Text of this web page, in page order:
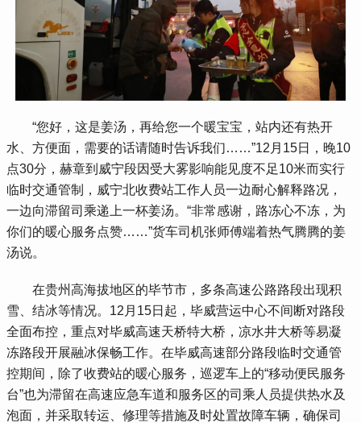
“您好，这是姜汤，再给您一个暖宝宝，站内还有热开
水、方便面，需要的话请随时告诉我们……”12月15日，晚10
点30分，赫章到威宁段因受大雾影响能见度不足10米而实行
临时交通管制，威宁北收费站工作人员一边耐心解释路况，
一边向滞留司乘递上一杯姜汤。“非常感谢，路冻心不冻，为
你们的暖心服务点赞……”货车司机张师傅端着热气腾腾的姜
汤说。
在贵州高海拔地区的毕节市，多条高速公路路段出现积
雪、结冰等情况。12月15日起，毕威营运中心不间断对路段
全面布控，重点对毕威高速天桥特大桥，凉水井大桥等易凝
冻路段开展融冰保畅工作。在毕威高速部分路段临时交通管
控期间，除了收费站的暖心服务，巡逻车上的“移动便民服务
台”也为滞留在高速应急车道和服务区的司乘人员提供热水及
泡面，并采取转运、修理等措施及时处置故障车辆，确保司